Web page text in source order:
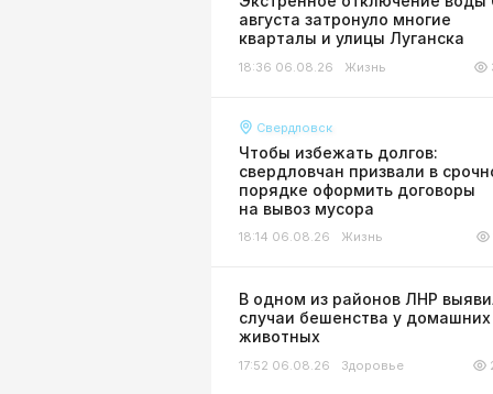
августа затронуло многие
кварталы и улицы Луганска
18:36 06.08.26 Жизнь
Свердловск
Чтобы избежать долгов:
свердловчан призвали в
порядке оформить договоры
на вывоз мусора
18:14 06.08.26 Жизнь
В одном из районов ЛНР
случаи бешенства у домашних
животных
17:52 06.08.26 Здоровье